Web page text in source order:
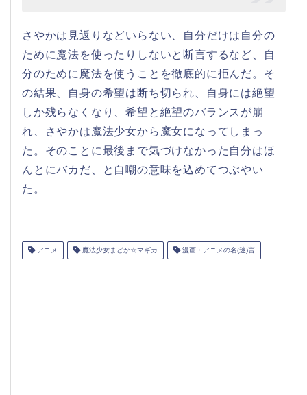
さやかは見返りなどいらない、自分だけは自分の
ために魔法を使ったりしないと断言するなど、自
分のために魔法を使うことを徹底的に拒んだ。そ
の結果、自身の希望は断ち切られ、自身には絶望
しか残らなくなり、希望と絶望のバランスが崩
れ、さやかは魔法少女から魔女になってしまっ
た。そのことに最後まで気づけなかった自分はほ
んとにバカだ、と自嘲の意味を込めてつぶやい
た。
アニメ 魔法少女まどか☆マギカ 漫画・アニメの名(迷)言